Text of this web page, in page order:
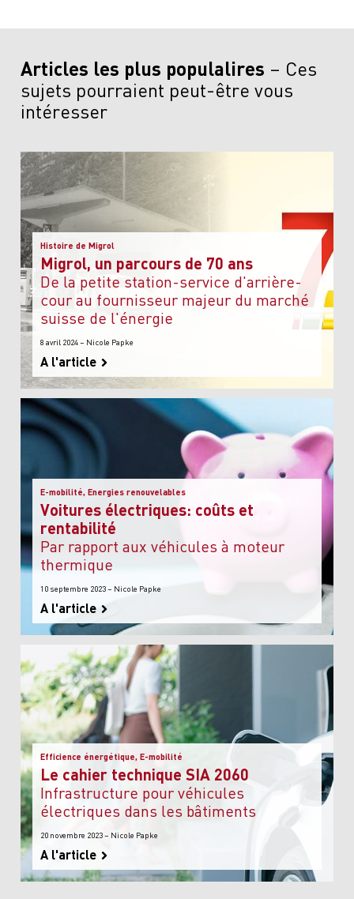
Articles les plus populalires Ces
sujets pourraient peut-être vous
intéresser
Histoire de Migrol
Migrol, un parcours de 70 ans
de la petite station-service d'arrière-
cour au fournisseur majeur du marché
suisse de l'énergie
8 avril 2024 – Nicole Papke
A l'article
E-mobilité, Energies renouvelables
Voitures électriques: coûts et
rentabilité
par rapport aux véhicules à moteur
thermique
10 septembre 2023 – Nicole Papke
A l'article
Efficience énergétique, E-mobilité
Le cahier technique SIA 2060
Infrastructure pour véhicules
électriques dans les bâtiments
20 novembre 2023 – Nicole Papke
A l'article